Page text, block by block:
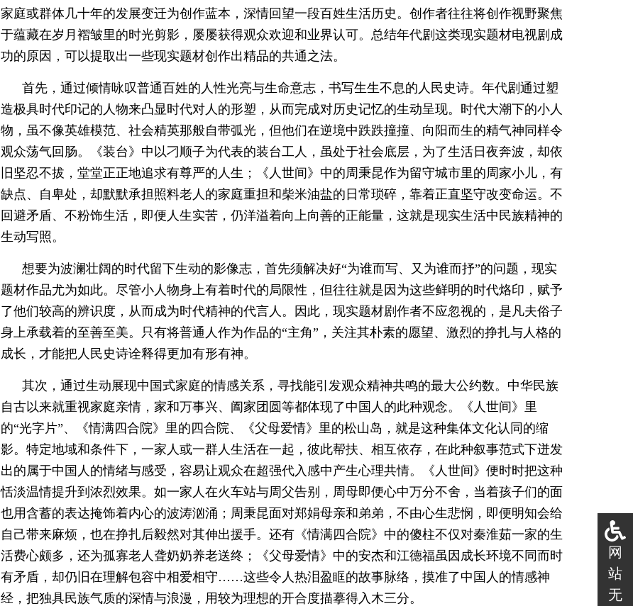
网
站
无
家庭或群体几十年的发展变迁为创作蓝本，深情回望一段百姓生活历史。创作者往往将创作视野聚焦
于蕴藏在岁月褶皱里的时光剪影，屡屡获得观众欢迎和业界认可。总结年代剧这类现实题材电视剧成
功的原因，可以提取出一些现实题材创作出精品的共通之法。
首先，通过倾情咏叹普通百姓的人性光亮与生命意志，书写生生不息的人民史诗。年代剧通过塑
造极具时代印记的人物来凸显时代对人的形塑，从而完成对历史记忆的生动呈现。时代大潮下的小人
物，虽不像英雄模范、社会精英那般自带弧光，但他们在逆境中跌跌撞撞、向阳而生的精气神同样令
观众荡气回肠。《装台》中以刁顺子为代表的装台工人，虽处于社会底层，为了生活日夜奔波，却依
旧坚忍不拔，堂堂正正地追求有尊严的人生；《人世间》中的周秉昆作为留守城市里的周家小儿，有
缺点、自卑处，却默默承担照料老人的家庭重担和柴米油盐的日常琐碎，靠着正直坚守改变命运。不
回避矛盾、不粉饰生活，即便人生实苦，仍洋溢着向上向善的正能量，这就是现实生活中民族精神的
生动写照。
想要为波澜壮阔的时代留下生动的影像志，首先须解决好“为谁而写、又为谁而抒”的问题，现实
题材作品尤为如此。尽管小人物身上有着时代的局限性，但往往就是因为这些鲜明的时代烙印，赋予
了他们较高的辨识度，从而成为时代精神的代言人。因此，现实题材剧作者不应忽视的，是凡夫俗子
身上承载着的至善至美。只有将普通人作为作品的“主角”，关注其朴素的愿望、激烈的挣扎与人格的
成长，才能把人民史诗诠释得更加有形有神。
其次，通过生动展现中国式家庭的情感关系，寻找能引发观众精神共鸣的最大公约数。中华民族
自古以来就重视家庭亲情，家和万事兴、阖家团圆等都体现了中国人的此种观念。《人世间》里
的“光字片”、《情满四合院》里的四合院、《父母爱情》里的松山岛，就是这种集体文化认同的缩
影。特定地域和条件下，一家人或一群人生活在一起，彼此帮扶、相互依存，在此种叙事范式下迸发
出的属于中国人的情绪与感受，容易让观众在超强代入感中产生心理共情。《人世间》便时时把这种
恬淡温情提升到浓烈效果。如一家人在火车站与周父告别，周母即便心中万分不舍，当着孩子们的面
也用含蓄的表达掩饰着内心的波涛汹涌；周秉昆面对郑娟母亲和弟弟，不由心生悲悯，即便明知会给
自己带来麻烦，也在挣扎后毅然对其伸出援手。还有《情满四合院》中的傻柱不仅对秦淮茹一家的生
活费心颇多，还为孤寡老人聋奶奶养老送终；《父母爱情》中的安杰和江德福虽因成长环境不同而时
有矛盾，却仍旧在理解包容中相爱相守……这些令人热泪盈眶的故事脉络，摸准了中国人的情感神
经，把独具民族气质的深情与浪漫，用较为理想的开合度描摹得入木三分。